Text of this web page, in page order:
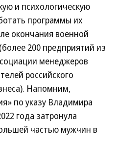
и психологическую
программы их
окончания военной
200 предприятий из
менеджеров
российского
Напомним,
по указу Владимира
года затронула
частью мужчин в